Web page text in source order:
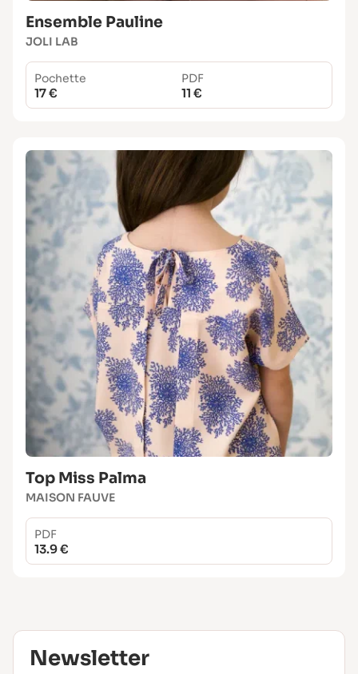
Ensemble Pauline
JOLI LAB
Pochette
17 €
PDF
11 €
Top Miss Palma
MAISON FAUVE
PDF
13.9 €
Newsletter